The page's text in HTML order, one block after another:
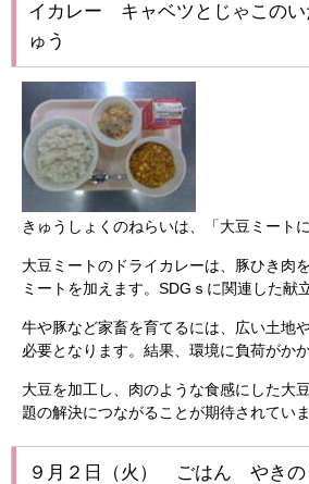
イカレー キャベツとじゃこの
ゅう
きゅうしょくのねらいは、「大豆ミート
大豆ミートのドライカレーは、豚ひき肉
ミートを加えます。SDGｓに関連した献
牛や豚など家畜を育てるには、広い土地
必要となります。結果、環境に負荷がかか
大豆を加工し、肉のような食感にした大
題の解決につながることが期待されていま
９月２日（火） ごはん やき